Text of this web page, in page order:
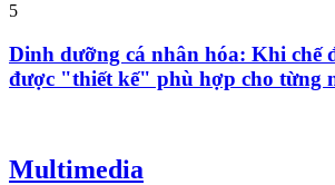
5
Dinh dưỡng cá nhân hóa: Khi chế
được "thiết kế" phù hợp cho từng
Multimedia